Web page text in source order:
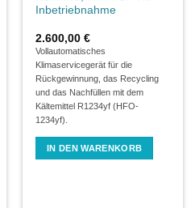
Inbetriebnahme
2.600,00€
Vollautomatisches
Klimaservicegerät für die
Rückgewinnung, das Recycling
und das Nachfüllen mit dem
Kältemittel R1234yf (HFO-
1234yf).
IN DEN WARENKORB